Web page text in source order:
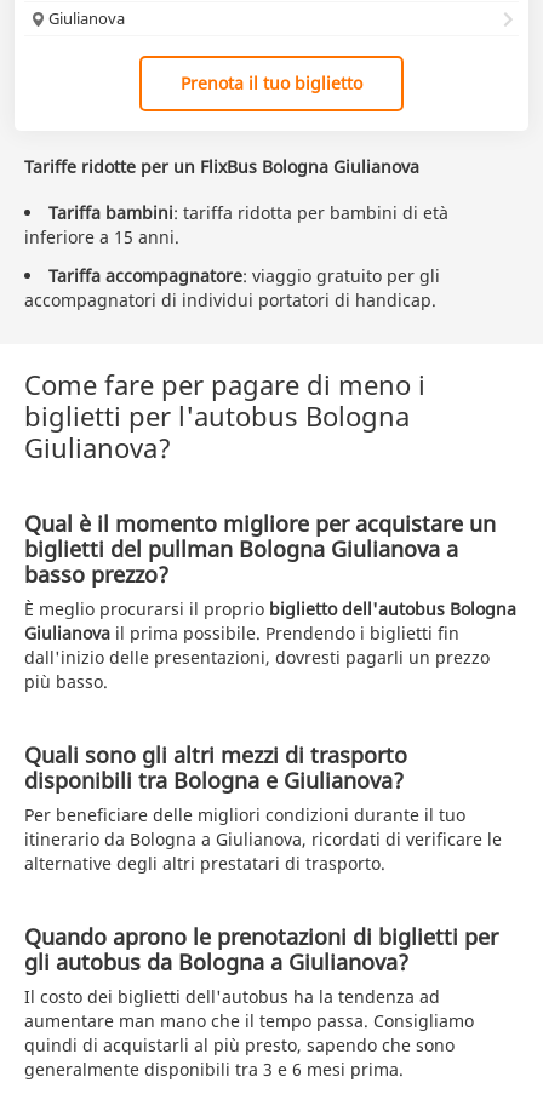
Giulianova
Prenota il tuo biglietto
Tariffe ridotte per un FlixBus Bologna Giulianova
Tariffa bambini: tariffa ridotta per bambini di età
inferiore a 15 anni.
Tariffa accompagnatore: viaggio gratuito per gli
accompagnatori di individui portatori di handicap.
Come fare per pagare di meno i
biglietti per l'autobus Bologna
Giulianova?
Qual è il momento migliore per acquistare un
biglietti del pullman Bologna Giulianova a
basso prezzo?
È meglio procurarsi il proprio biglietto dell'autobus Bologna
Giulianova il prima possibile. Prendendo i biglietti fin
dall'inizio delle presentazioni, dovresti pagarli un prezzo
più basso.
Quali sono gli altri mezzi di trasporto
disponibili tra Bologna e Giulianova?
Per beneficiare delle migliori condizioni durante il tuo
itinerario da Bologna a Giulianova, ricordati di verificare le
alternative degli altri prestatari di trasporto.
Quando aprono le prenotazioni di biglietti per
gli autobus da Bologna a Giulianova?
Il costo dei biglietti dell'autobus ha la tendenza ad
aumentare man mano che il tempo passa. Consigliamo
quindi di acquistarli al più presto, sapendo che sono
generalmente disponibili tra 3 e 6 mesi prima.